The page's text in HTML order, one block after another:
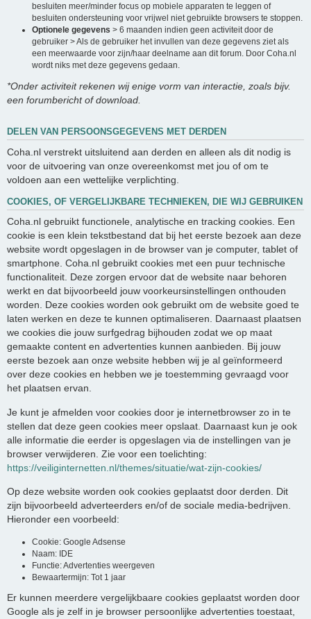
besluiten meer/minder focus op mobiele apparaten te leggen of
besluiten ondersteuning voor vrijwel niet gebruikte browsers te stoppen.
Optionele gegevens > 6 maanden indien geen activiteit door de
gebruiker > Als de gebruiker het invullen van deze gegevens ziet als
een meerwaarde voor zijn/haar deelname aan dit forum. Door Coha.nl
wordt niks met deze gegevens gedaan.
*Onder activiteit rekenen wij enige vorm van interactie, zoals bijv.
een forumbericht of download.
DELEN VAN PERSOONSGEGEVENS MET DERDEN
Coha.nl verstrekt uitsluitend aan derden en alleen als dit nodig is
voor de uitvoering van onze overeenkomst met jou of om te
voldoen aan een wettelijke verplichting.
COOKIES, OF VERGELIJKBARE TECHNIEKEN, DIE WIJ GEBRUIKEN
Coha.nl gebruikt functionele, analytische en tracking cookies. Een
cookie is een klein tekstbestand dat bij het eerste bezoek aan deze
website wordt opgeslagen in de browser van je computer, tablet of
smartphone. Coha.nl gebruikt cookies met een puur technische
functionaliteit. Deze zorgen ervoor dat de website naar behoren
werkt en dat bijvoorbeeld jouw voorkeursinstellingen onthouden
worden. Deze cookies worden ook gebruikt om de website goed te
laten werken en deze te kunnen optimaliseren. Daarnaast plaatsen
we cookies die jouw surfgedrag bijhouden zodat we op maat
gemaakte content en advertenties kunnen aanbieden. Bij jouw
eerste bezoek aan onze website hebben wij je al geïnformeerd
over deze cookies en hebben we je toestemming gevraagd voor
het plaatsen ervan.
Je kunt je afmelden voor cookies door je internetbrowser zo in te
stellen dat deze geen cookies meer opslaat. Daarnaast kun je ook
alle informatie die eerder is opgeslagen via de instellingen van je
browser verwijderen. Zie voor een toelichting:
https://veiliginternetten.nl/themes/situatie/wat-zijn-cookies/
Op deze website worden ook cookies geplaatst door derden. Dit
zijn bijvoorbeeld adverteerders en/of de sociale media-bedrijven.
Hieronder een voorbeeld:
Cookie: Google Adsense
Naam: IDE
Functie: Advertenties weergeven
Bewaartermijn: Tot 1 jaar
Er kunnen meerdere vergelijkbaare cookies geplaatst worden door
Google als je zelf in je browser persoonlijke advertenties toestaat,